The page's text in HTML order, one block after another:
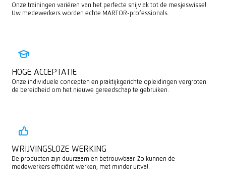
Onze trainingen variëren van het perfecte snijvlak tot de mesjeswissel.
Uw medewerkers worden echte MARTOR-professionals.
HOGE ACCEPTATIE
Onze individuele concepten en praktijkgerichte opleidingen vergroten
de bereidheid om het nieuwe gereedschap te gebruiken.
WRIJVINGSLOZE WERKING
De producten zijn duurzaam en betrouwbaar. Zo kunnen de
medewerkers efficiënt werken, met minder uitval.